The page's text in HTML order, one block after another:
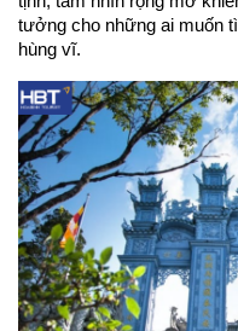
tưởng cho những ai muốn
hùng vĩ.